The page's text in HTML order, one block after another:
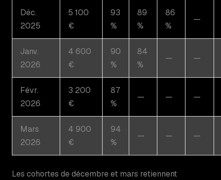
Déc.
2025
5 100
€
93
%
89
%
86
%
—
Janv.
2026
4 600
€
90
%
84
%
— —
Févr.
2026
3 200
€
87
%
— — —
Mars
2026
4 900
€
94
%
— — —
Les cohortes de décembre et mars retiennent